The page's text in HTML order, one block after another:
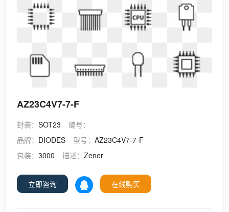
AZ23C4V7-7-F
封装：SOT23
编号：
品牌： DIODES 型号：AZ23C4V7-7-F
包装：3000 描述：Zener
立即咨询 在线购买